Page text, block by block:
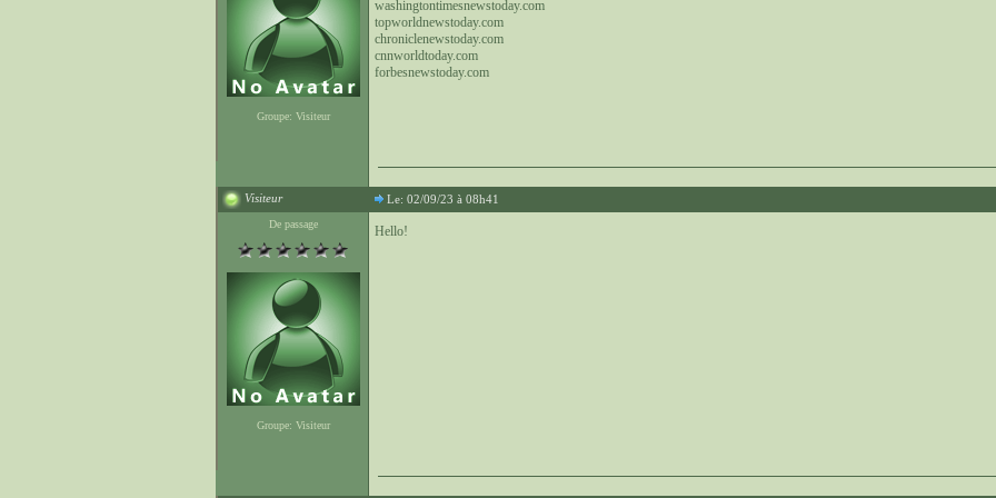
Groupe: Visiteur
washingtontimesnewstoday.com
topworldnewstoday.com
chroniclenewstoday.com
cnnworldtoday.com
forbesnewstoday.com
Visiteur Le: 02/09/23 à 08h41
De passage
Groupe: Visiteur
Hello!